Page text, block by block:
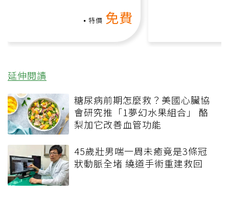
特價 免費
延伸閱讀
糖尿病前期怎麼救？美國心臟協
會研究推「1夢幻水果組合」 酪
梨加它改善血管功能
45歲壯男喘一周未癒竟是3條冠
狀動脈全堵 繞道手術重建救回